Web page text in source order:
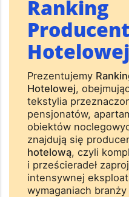
Ranking
Hotelowej
Prezentujemy
Hotelowej,
tekstylia
pensjonatów,
obiektów
znajdują się
hotelową, czyli
i prześcieradeł
intensywnej
wymaganiach